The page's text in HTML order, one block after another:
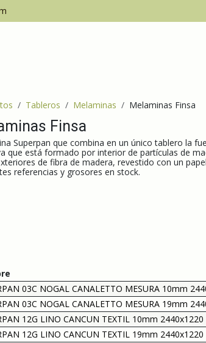
Tableros Melaminas Melaminas Finsa
Finsa
Superpan que combina en un único tablero la
que está formado por interior de partículas de
de fibra de madera, revestido con un
referencias y grosores en stock.
03C NOGAL CANALETTO MESURA 10mm
03C NOGAL CANALETTO MESURA 19mm
12G LINO CANCUN TEXTIL 10mm 2440x1220
12G LINO CANCUN TEXTIL 19mm 2440x1220